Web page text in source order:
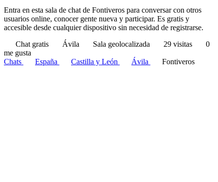
Entra en esta sala de chat de Fontiveros para conversar con otros
usuarios online, conocer gente nueva y participar. Es gratis y
accesible desde cualquier dispositivo sin necesidad de registrarse.
Chat gratis
Ávila Sala geolocalizada 29 visitas
0
me gusta
Chats
España Castilla y León Ávila Fontiveros